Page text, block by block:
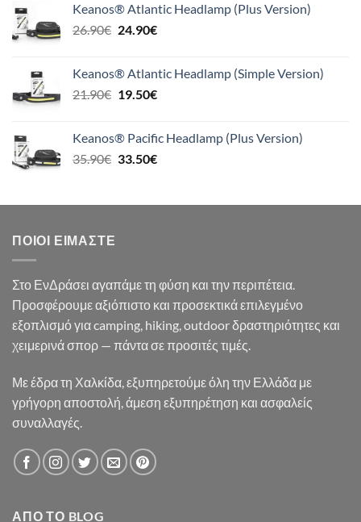
41.90€.είναι:
39.90€.
Keanos® Atlantic Headlamp (Plus Version)
26.90€ Original
26.90€.
24.90€Η
είναι:
24.90€.
Keanos® Atlantic Headlamp (Simple Version)
21.90€ Original
21.90€.
19.50€Η
είναι:
19.50€.
Keanos® Pacific Headlamp (Plus Version)
35.90€ Original
35.90€.
33.50€Η
είναι:
ΠΟΙΟΙ ΕΊΜΑΣΤΕ
Στο ΕνΔράσει αγαπάμε τη φύση και την περιπέτεια.
Προσφέρουμε αξιόπιστο και προσεκτικά επιλεγμένο
εξοπλισμό για camping, hiking, outdoor δραστηριότητες και
χειμερινά σπορ — πάντα σε προσιτές τιμές.
Με έδρα τη Χαλκίδα, εξυπηρετούμε όλη την Ελλάδα με
γρήγορη αποστολή, άμεση εξυπηρέτηση και ασφαλείς
συναλλαγές.
ΑΠΌ ΤΟ BLOG